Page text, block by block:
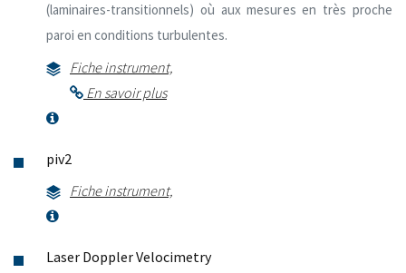
(laminaires-transitionnels) où aux mesures en très proche
paroi en conditions turbulentes.
Fiche instrument,
En savoir plus
piv2
Fiche instrument,
Laser Doppler Velocimetry